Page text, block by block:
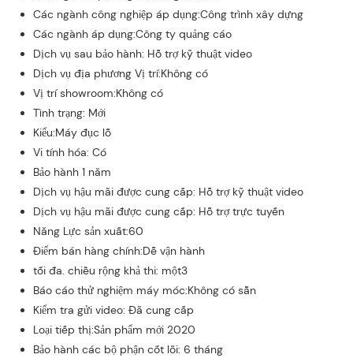
Các ngành công nghiệp áp dụng:Công trình xây dựng
Các ngành áp dụng:Công ty quảng cáo
Dịch vụ sau bảo hành: Hỗ trợ kỹ thuật video
Dịch vụ địa phương Vị trí:Không có
Vị trí showroom:Không có
Tình trạng: Mới
Kiểu:Máy đục lỗ
Vi tính hóa: Có
Bảo hành 1 năm
Dịch vụ hậu mãi được cung cấp: Hỗ trợ kỹ thuật video
Dịch vụ hậu mãi được cung cấp: Hỗ trợ trực tuyến
Năng Lực sản xuất:60
Điểm bán hàng chính:Dễ vận hành
tối đa. chiều rộng khả thi: một3
Báo cáo thử nghiệm máy móc:Không có sẵn
Kiểm tra gửi video: Đã cung cấp
Loại tiếp thị:Sản phẩm mới 2020
Bảo hành các bộ phận cốt lõi: 6 tháng